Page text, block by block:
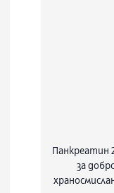
Панкреатин
за